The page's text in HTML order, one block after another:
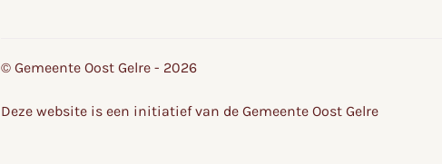
© Gemeente Oost Gelre - 2026
Deze website is een initiatief van de Gemeente Oost Gelre